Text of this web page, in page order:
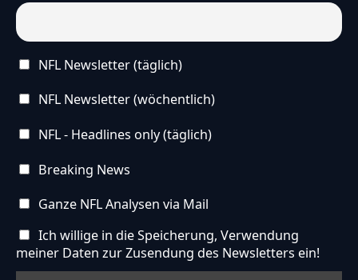
NFL Newsletter (täglich)
NFL Newsletter (wöchentlich)
NFL - Headlines only (täglich)
Breaking News
Ganze NFL Analysen via Mail
Ich willige in die Speicherung, Verwendung
meiner Daten zur Zusendung des Newsletters ein!